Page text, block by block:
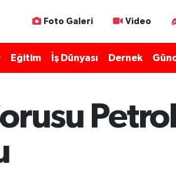
Foto Galeri Video
Eğitim İş Dünyası Dernek